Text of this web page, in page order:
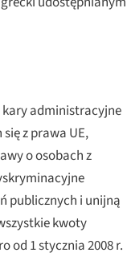
kary administracyjne
z prawa UE,
o osobach z
publicznych i unijną
kwoty
od 1 stycznia 2008 r.